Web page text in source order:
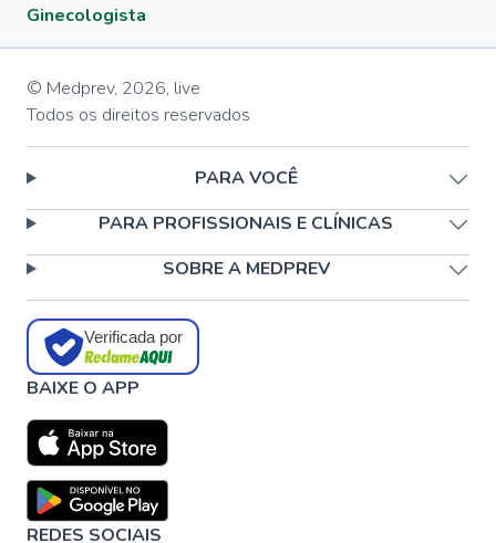
Ginecologista
© Medprev, 2026, live
Todos os direitos reservados
PARA VOCÊ
PARA PROFISSIONAIS E CLÍNICAS
SOBRE A MEDPREV
Verificada por
BAIXE O APP
REDES SOCIAIS